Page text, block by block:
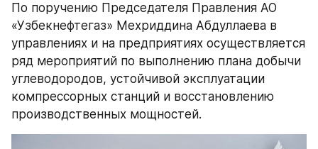
По поручению Председателя Правления АО
«Узбекнефтегаз» Мехриддина Абдуллаева в
управлениях и на предприятиях осуществляется
ряд мероприятий по выполнению плана добычи
углеводородов, устойчивой эксплуатации
компрессорных станций и восстановлению
производственных мощностей.